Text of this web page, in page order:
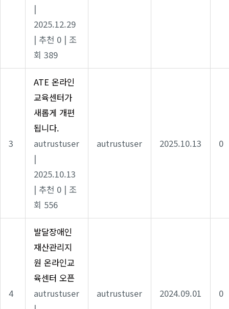
|
2025.12.29
| 추천 0 | 조
회 389
3
ATE 온라인
교육센터가
새롭게 개편
됩니다.
autrustuser
|
2025.10.13
| 추천 0 | 조
회 556
autrustuser 2025.10.13 0
4
발달장애인
재산관리지
원 온라인교
육센터 오픈
autrustuser
autrustuser 2024.09.01 0